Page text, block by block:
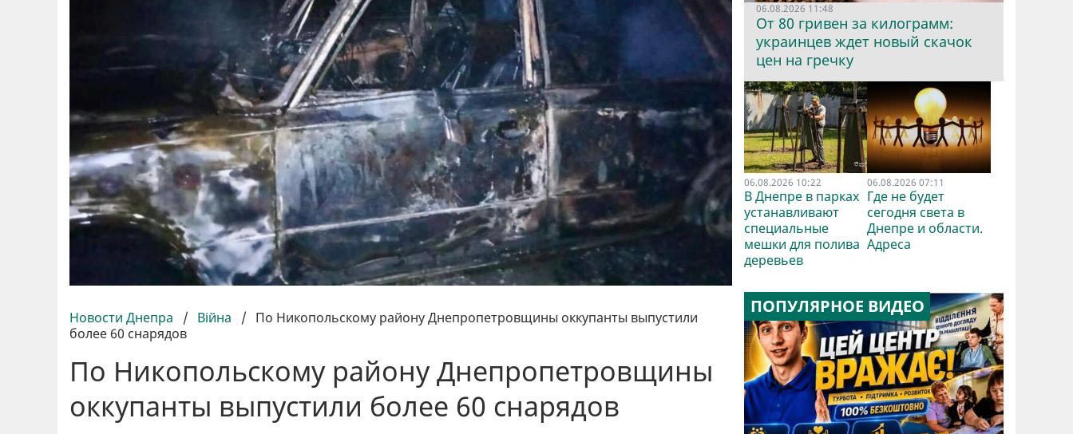
Новости Днепра / Війна / По Никопольскому району Днепропетровщины оккупанты выпустили
более 60 снарядов
По Никопольскому району Днепропетровщины
оккупанты выпустили более 60 снарядов
06.08.2026 11:48
От 80 гривен за килограмм:
украинцев ждет новый скачок
цен на гречку
06.08.2026 10:22
В Днепре в парках
устанавливают
специальные
мешки для полива
деревьев
06.08.2026 07:11
Где не будет
сегодня света в
Днепре и области.
Адреса
ПОПУЛЯРНОЕ ВИДЕО